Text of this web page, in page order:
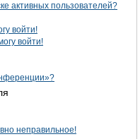
активных пользователей?
войти!
войти!
неправильное!